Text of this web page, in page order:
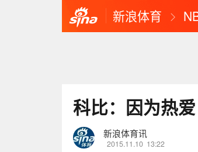
新浪体育
科比：因为热
新浪体育讯
2015.11.10 13:22